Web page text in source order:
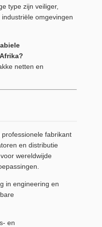
type zijn veiliger,
omgevingen
netten en
professionele fabrikant
en distributie
wereldwijde
in engineering en
en